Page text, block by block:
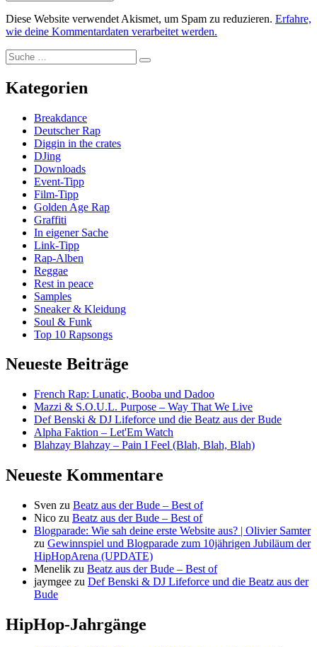
Diese Website verwendet Akismet, um Spam zu reduzieren. Erfahre,
wie deine Kommentardaten verarbeitet werden.
Suche
nach:
Suche
Kategorien
Breakdance
Deutscher Rap
Diggin in the crates
DJing
Downloads
Event-Tipp
Film-Tipp
Golden Age Rap
Graffiti
In eigener Sache
Link-Tipp
Rap-Alben
Reggae
Rest in peace
Samples
Sneaker & Kleidung
Soul & Funk
Top 10 Rapsongs
Neueste Beiträge
French Rap: Lunatic, Booba und Dadoo
Mazzi & S.O.U.L. Purpose – Way That We Live
Def Benski & DJ Lifeforce und die Beatz aus der Bude
Alpha Faktion – Let'Em Watch
Blahzay Blahzay – Pain I Feel (Blah, Blah, Blah)
Neueste Kommentare
Sven zu Beatz aus der Bude – Best of
Nico zu Beatz aus der Bude – Best of
Blogparade: Wie sah deine erste Website aus? | Olivier Samter
zu Gewinnspiel und Blogparade zum 10jährigen Jubiläum der
HipHopArena (UPDATE)
Menelik zu Beatz aus der Bude – Best of
jaymgee zu Def Benski & DJ Lifeforce und die Beatz aus der
Bude
HipHop-Jahrgänge